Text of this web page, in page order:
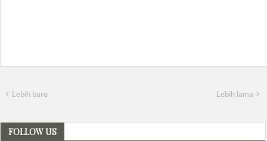
Lebih baru Lebih lama
FOLLOW US